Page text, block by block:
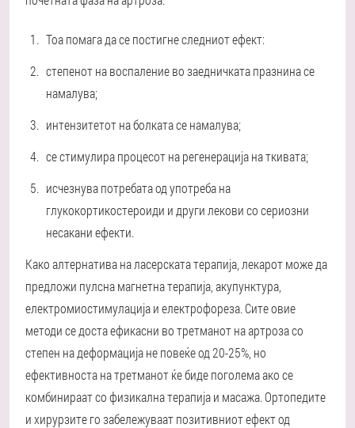
Тоа помага да се постигне следниот ефект:
степенот на воспаление во заедничката празнина се
намалува;
интензитетот на болката се намалува;
се стимулира процесот на регенерација на ткивата;
исчезнува потребата од употреба на
глукокортикостероиди и други лекови со сериозни
несакани ефекти.
Како алтернатива на ласерската терапија, лекарот може да
предложи пулсна магнетна терапија, акупунктура,
електромиостимулација и електрофореза. Сите овие
методи се доста ефикасни во третманот на артроза со
степен на деформација не повеќе од 20-25%, но
ефективноста на третманот ќе биде поголема ако се
комбинираат со физикална терапија и масажа. Ортопедите
и хирурзите го забележуваат позитивниот ефект од